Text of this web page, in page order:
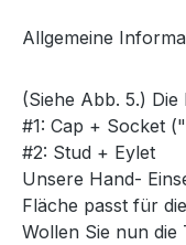
Allgemeine
(Siehe Abb. 5.)
#1: Cap + Socket
#2: Stud + Eylet
Unsere Hand-
Fläche passt für
Wollen Sie nun die